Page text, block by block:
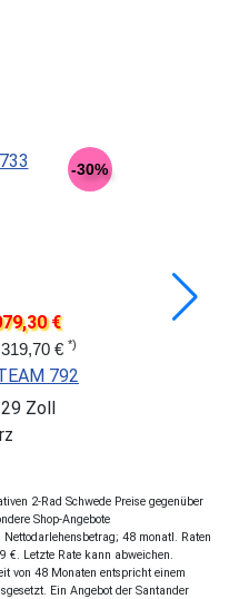
-30%
€
€ *)
792
Zoll
2-Rad Schwede Preise gegenüber
Shop-Angebote
48 monatl. Raten
€. Letzte Rate kann abweichen.
von 48 Monaten entspricht einem
Ein Angebot der Santander